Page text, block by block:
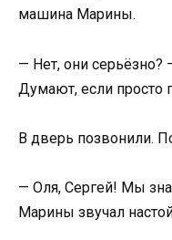
машина Марины.
— Нет, они серьёзно?
Думают, если просто
В дверь позвонили.
— Оля, Сергей! Мы
Марины звучал